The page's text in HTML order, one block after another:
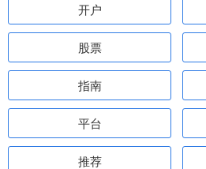
开户
股票
指南
平台
推荐